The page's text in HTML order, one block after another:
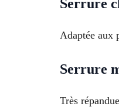
Serrure
Adaptée aux
Serrure
Très